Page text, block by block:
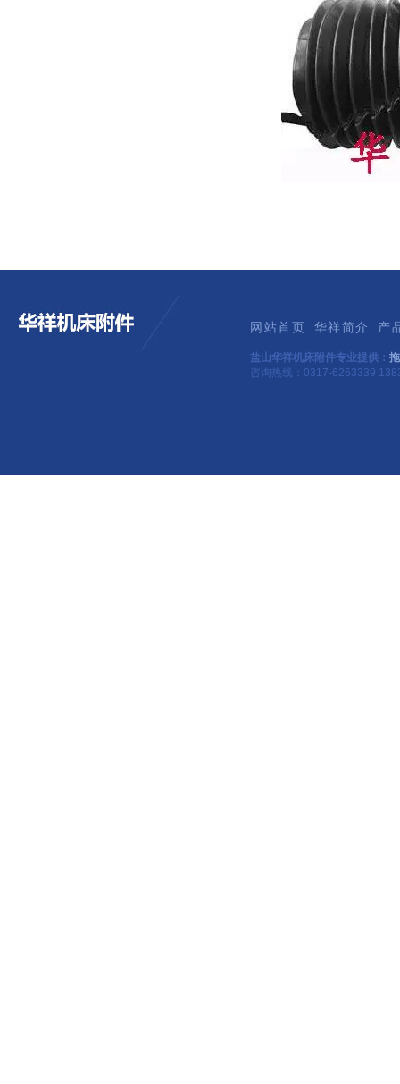
网站首页 华祥简介 产
盐山华祥机床附件专业提供：
咨询热线：0317-6263339